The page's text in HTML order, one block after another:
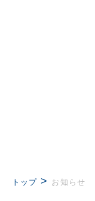
トップ > お知らせ